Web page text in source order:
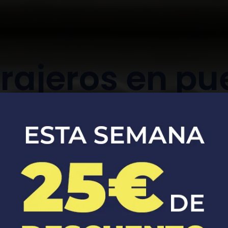
en
serrano
Apertura, reparación y sustitución de
cerraduras de coches y casas.​